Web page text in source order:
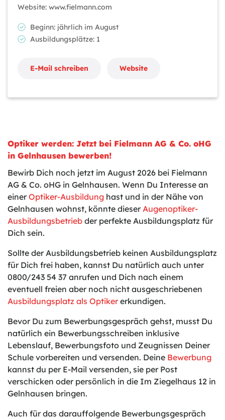
Website: www.fielmann.com
Beginn: jährlich im August
Ausbildungsplätze: 1
E-Mail schreiben Website
Optiker werden: Jetzt bei Fielmann AG & Co. oHG
in Gelnhausen bewerben!
Bewirb Dich noch jetzt im August 2026 bei Fielmann
AG & Co. oHG in Gelnhausen. Wenn Du Interesse an
einer Optiker-Ausbildung hast und in der Nähe von
Gelnhausen wohnst, könnte dieser Augenoptiker-
Ausbildungsbetrieb der perfekte Ausbildungsplatz für
Dich sein.
Sollte der Ausbildungsbetrieb keinen Ausbildungsplatz
für Dich frei haben, kannst Du natürlich auch unter
0800/243 54 37 anrufen und Dich nach einem
eventuell freien aber noch nicht ausgeschriebenen
Ausbildungsplatz als Optiker erkundigen.
Bevor Du zum Bewerbungsgespräch gehst, musst Du
natürlich ein Bewerbungsschreiben inklusive
Lebenslauf, Bewerbungsfoto und Zeugnissen Deiner
Schule vorbereiten und versenden. Deine Bewerbung
kannst du per E-Mail versenden, sie per Post
verschicken oder persönlich in die Im Ziegelhaus 12 in
Gelnhausen bringen.
Auch für das darauffolgende Bewerbungsgespräch